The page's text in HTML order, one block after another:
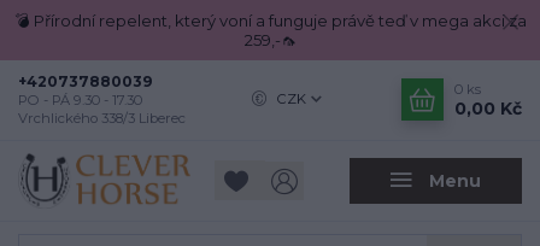
💣 Přírodní repelent, který voní a funguje právě teď v mega akci za
259,-🦟
Menu
CZK
+420737880039
PO - PÁ 9.30 - 17.30
Vrchlického 338/3 Liberec
0 ks
0,00 Kč